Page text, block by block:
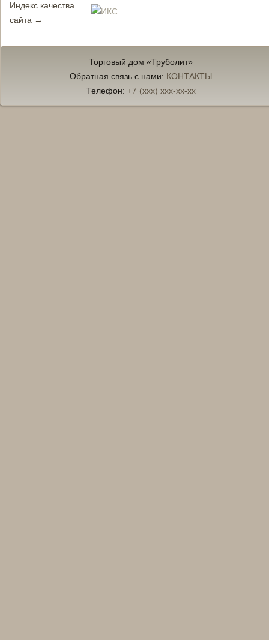
Индекс качества
сайта →
Торговый дом «Труболит»
Обратная связь с нами: КОНТАКТЫ
Телефон: +7 (xxx) xxx-xx-xx